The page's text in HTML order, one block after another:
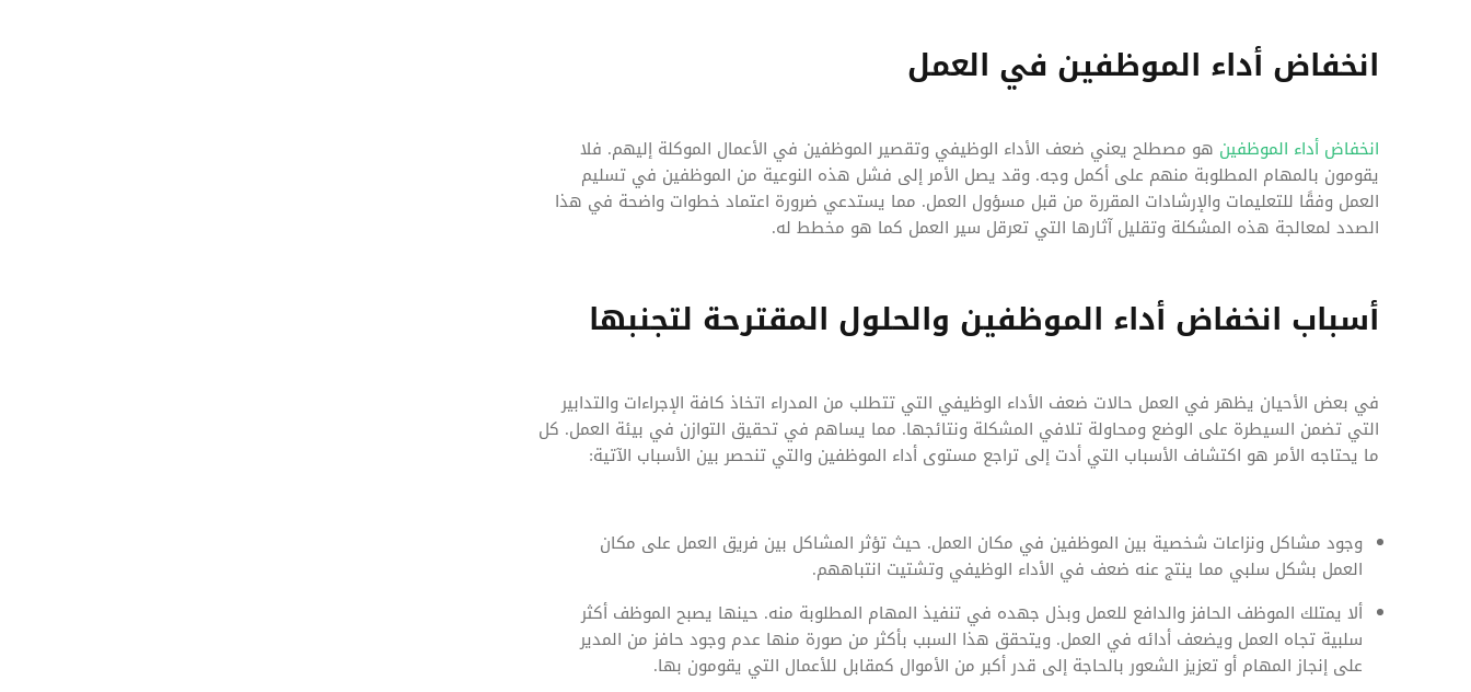
انخفاض أداء الموظفين في العمل
انخفاض أداء الموظفين هو مصطلح يعني ضعف الأداء الوظيفي وتقصير الموظفين في الأعمال الموكلة إليهم. فلا
يقومون بالمهام المطلوبة منهم على أكمل وجه. وقد يصل الأمر إلى فشل هذه النوعية من الموظفين في تسليم
العمل وفقًا للتعليمات والإرشادات المقررة من قبل مسؤول العمل. مما يستدعي ضرورة اعتماد خطوات واضحة في هذا
الصدد لمعالجة هذه المشكلة وتقليل آثارها التي تعرقل سير العمل كما هو مخطط له.
أسباب انخفاض أداء الموظفين والحلول المقترحة لتجنبها
في بعض الأحيان يظهر في العمل حالات ضعف الأداء الوظيفي التي تتطلب من المدراء اتخاذ كافة الإجراءات والتدابير
التي تضمن السيطرة على الوضع ومحاولة تلافي المشكلة ونتائجها. مما يساهم في تحقيق التوازن في بيئة العمل. كل
ما يحتاجه الأمر هو اكتشاف الأسباب التي أدت إلى تراجع مستوى أداء الموظفين والتي تنحصر بين الأسباب الآتية:
وجود مشاكل ونزاعات شخصية بين الموظفين في مكان العمل. حيث تؤثر المشاكل بين فريق العمل على مكان
العمل بشكل سلبي مما ينتج عنه ضعف في الأداء الوظيفي وتشتيت انتباههم.
ألا يمتلك الموظف الحافز والدافع للعمل وبذل جهده في تنفيذ المهام المطلوبة منه. حينها يصبح الموظف أكثر
سلبية تجاه العمل ويضعف أدائه في العمل. ويتحقق هذا السبب بأكثر من صورة منها عدم وجود حافز من المدير
على إنجاز المهام أو تعزيز الشعور بالحاجة إلى قدر أكبر من الأموال كمقابل للأعمال التي يقومون بها.